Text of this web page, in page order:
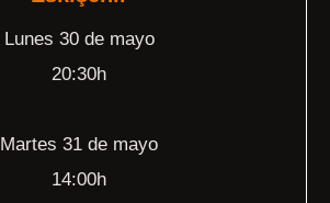
Lunes 30 de mayo
20:30h
Martes 31 de mayo
14:00h